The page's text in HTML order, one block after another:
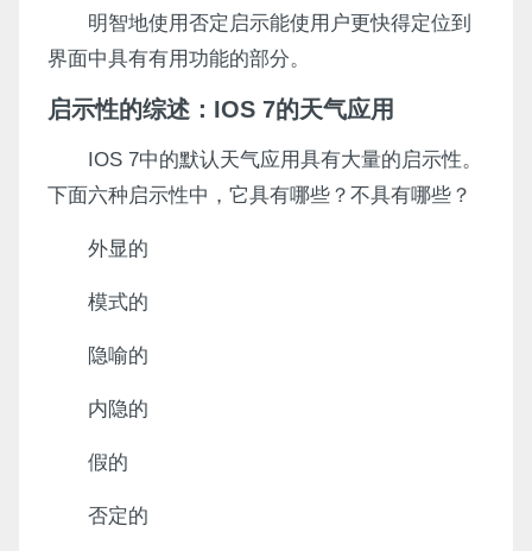
明智地使用否定启示能使用户更快得定位到
界面中具有有用功能的部分。
启示性的综述：IOS 7的天气应用
IOS 7中的默认天气应用具有大量的启示性。
下面六种启示性中，它具有哪些？不具有哪些？
外显的
模式的
隐喻的
内隐的
假的
否定的